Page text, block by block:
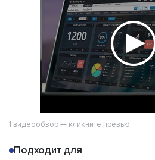
Сравнения
Отзывы
1 видеообзор — кликните превью
Подходит для